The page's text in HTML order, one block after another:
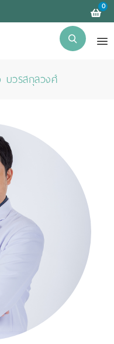
0
บวรสกุลวงศ์